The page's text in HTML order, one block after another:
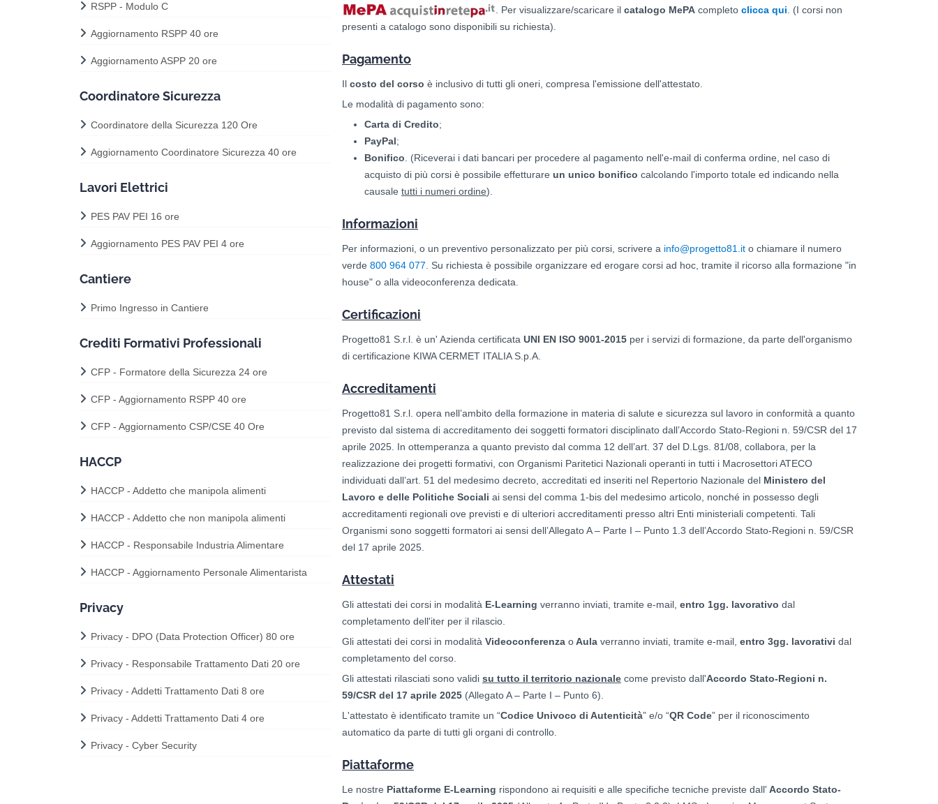
. Per visualizzare/scaricare il catalogo MePA completo clicca qui. (I corsi non
presenti a catalogo sono disponibili su richiesta).
Pagamento
Il costo del corso è inclusivo di tutti gli oneri, compresa l'emissione dell'attestato.
Le modalità di pagamento sono:
Carta di Credito;
PayPal;
Bonifico. (Riceverai i dati bancari per procedere al pagamento nell'e-mail di conferma ordine, nel caso di
acquisto di più corsi è possibile effetturare un unico bonifico calcolando l'importo totale ed indicando nella
causale tutti i numeri ordine).
Informazioni
Per informazioni, o un preventivo personalizzato per più corsi, scrivere a info@progetto81.it o chiamare il numero
verde 800 964 077. Su richiesta è possibile organizzare ed erogare corsi ad hoc, tramite il ricorso alla formazione "in
house" o alla videoconferenza dedicata.
Certificazioni
Progetto81 S.r.l. è un' Azienda certificata UNI EN ISO 9001-2015 per i servizi di formazione, da parte dell'organismo
di certificazione KIWA CERMET ITALIA S.p.A.
Accreditamenti
Progetto81 S.r.l. opera nell’ambito della formazione in materia di salute e sicurezza sul lavoro in conformità a quanto
previsto dal sistema di accreditamento dei soggetti formatori disciplinato dall’Accordo Stato-Regioni n. 59/CSR del 17
aprile 2025. In ottemperanza a quanto previsto dal comma 12 dell’art. 37 del D.Lgs. 81/08, collabora, per la
realizzazione dei progetti formativi, con Organismi Paritetici Nazionali operanti in tutti i Macrosettori ATECO
individuati dall’art. 51 del medesimo decreto, accreditati ed inseriti nel Repertorio Nazionale del Ministero del
Lavoro e delle Politiche Sociali ai sensi del comma 1-bis del medesimo articolo, nonché in possesso degli
accreditamenti regionali ove previsti e di ulteriori accreditamenti presso altri Enti ministeriali competenti. Tali
Organismi sono soggetti formatori ai sensi dell’Allegato A – Parte I – Punto 1.3 dell’Accordo Stato-Regioni n. 59/CSR
del 17 aprile 2025.
Attestati
Gli attestati dei corsi in modalità E-Learning verranno inviati, tramite e-mail, entro 1gg. lavorativo dal
completamento dell'iter per il rilascio.
Gli attestati dei corsi in modalità Videoconferenza oAula verranno inviati, tramite e-mail, entro 3gg. lavorativi dal
completamento del corso.
Gli attestati rilasciati sono validi su tutto il territorio nazionale come previsto dall'Accordo Stato-Regioni n.
59/CSR del 17 aprile 2025 (Allegato A – Parte I – Punto 6).
L'attestato è identificato tramite un “Codice Univoco di Autenticità” e/o “QR Code” per il riconoscimento
automatico da parte di tutti gli organi di controllo.
Piattaforme
Le nostre Piattaforme E-Learning rispondono ai requisiti e alle specifiche tecniche previste dall' Accordo Stato-
RSPP - Modulo C
Aggiornamento RSPP 40 ore
Aggiornamento ASPP 20 ore
Coordinatore Sicurezza
Coordinatore della Sicurezza 120 Ore
Aggiornamento Coordinatore Sicurezza 40 ore
Lavori Elettrici
PES PAV PEI 16 ore
Aggiornamento PES PAV PEI 4 ore
Cantiere
Primo Ingresso in Cantiere
Crediti Formativi Professionali
CFP - Formatore della Sicurezza 24 ore
CFP - Aggiornamento RSPP 40 ore
CFP - Aggiornamento CSP/CSE 40 Ore
HACCP
HACCP - Addetto che manipola alimenti
HACCP - Addetto che non manipola alimenti
HACCP - Responsabile Industria Alimentare
HACCP - Aggiornamento Personale Alimentarista
Privacy
Privacy - DPO (Data Protection Officer) 80 ore
Privacy - Responsabile Trattamento Dati 20 ore
Privacy - Addetti Trattamento Dati 8 ore
Privacy - Addetti Trattamento Dati 4 ore
Privacy - Cyber Security